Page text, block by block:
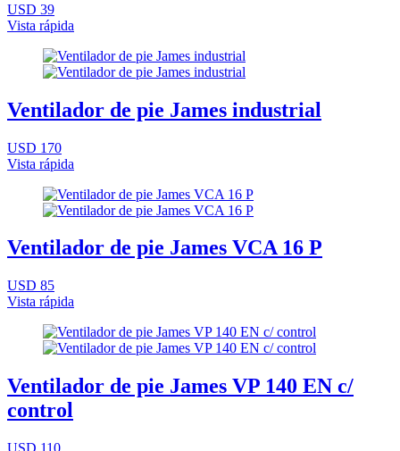
USD 39
Vista rápida
Ventilador de pie James industrial
USD 170
Vista rápida
Ventilador de pie James VCA 16 P
USD 85
Vista rápida
Ventilador de pie James VP 140 EN c/
control